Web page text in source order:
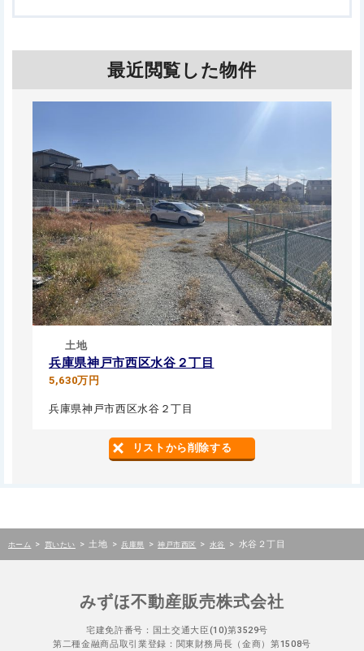
最近閲覧した物件
土地
兵庫県神戸市西区水谷２丁目
5,630万円
兵庫県神戸市西区水谷２丁目
リストから削除する
ホーム > 買いたい > 土地 > 兵庫県 > 神戸市西区 > 水谷 > 水谷２丁目
みずほ不動産販売株式会社
宅建免許番号：国土交通大臣(10)第3529号
第二種金融商品取引業登録：関東財務局長（金商）第1508号